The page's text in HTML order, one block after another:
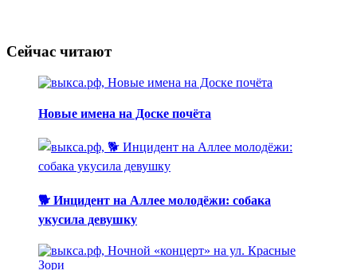
Сейчас читают
Новые имена на Доске почёта
🐕 Инцидент на Аллее молодёжи: собака
укусила девушку